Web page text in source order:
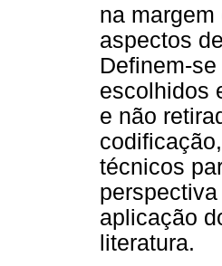
na
aspectos
Definem-
escolhidos
e não
técnicos
aplicação
literatura.